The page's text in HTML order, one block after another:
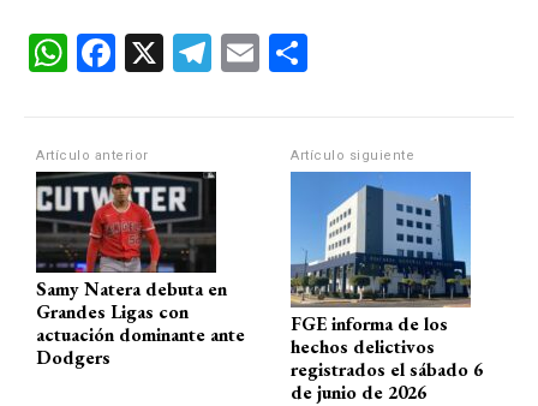
W
s
A
p
p
F
b
o
o
k
X
T
gr
m
E
p
ar
tir
Artículo anterior
Samy Natera debuta en
Grandes Ligas con
actuación dominante ante
Dodgers
Artículo siguiente
FGE informa de los
hechos delictivos
registrados el sábado 6
de junio de 2026